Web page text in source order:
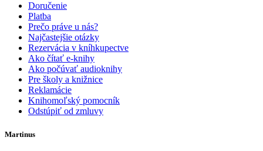
Doručenie
Platba
Prečo práve u nás?
Najčastejšie otázky
Rezervácia v kníhkupectve
Ako čítať e-knihy
Ako počúvať audioknihy
Pre školy a knižnice
Reklamácie
Knihomoľský pomocník
Odstúpiť od zmluvy
Martinus